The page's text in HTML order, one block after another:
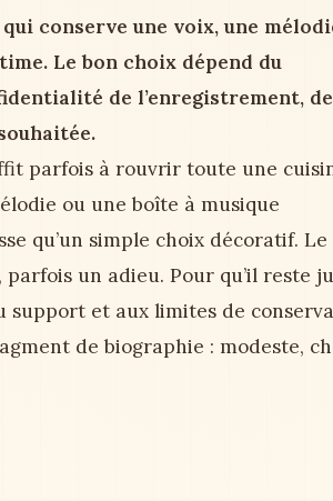
conserve une voix, une
Le bon choix dépend du
de l’enregistrement,
parfois à rouvrir toute une
ou une boîte à musique
qu’un simple choix décoratif. Le
un adieu. Pour qu’il reste
support et aux limites de
de biographie : modeste,